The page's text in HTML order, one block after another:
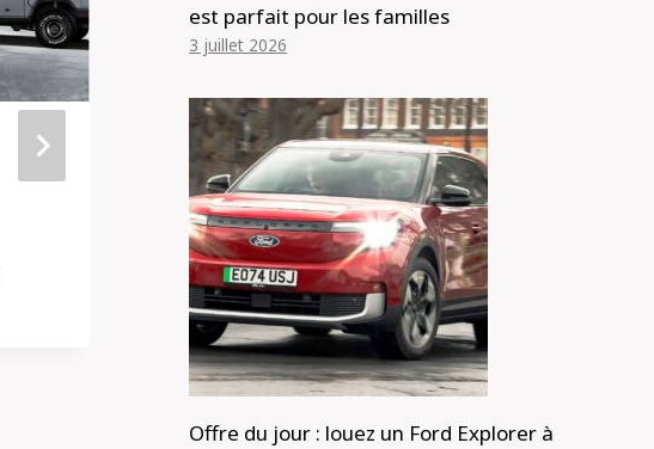
Trois autres produits Tesla en route,
Elon Musk affirmant que la demande
de Tesla n'est limitée que par le coût
initial du véhicule.
ParAlexis de Club Events 17 juin 2024
est parfait pour les familles
3 juillet 2026
Offre du jour : louez un Ford Explorer à